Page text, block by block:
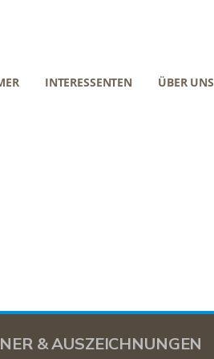
INTERESSENTEN ÜBER UNS
& AUSZEICHNUNGEN